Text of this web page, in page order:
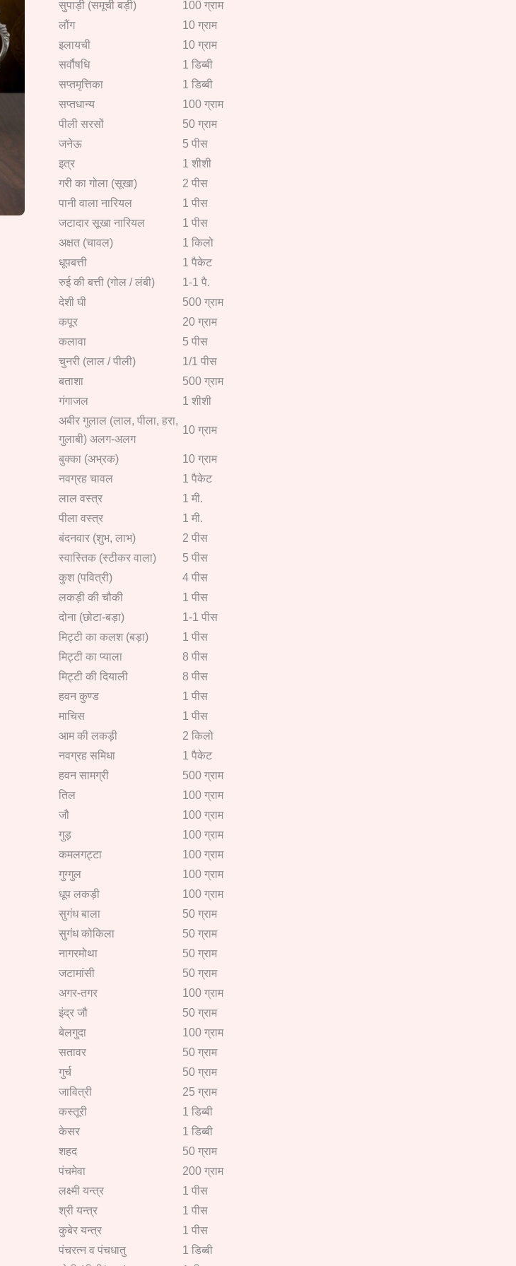
सुपाड़ी (समूची बड़ी)
100 ग्राम
लौंग
10 ग्राम
इलायची
10 ग्राम
सर्वौषधि
1 डिब्बी
सप्तमृत्तिका
1 डिब्बी
सप्तधान्य
100 ग्राम
पीली सरसों
50 ग्राम
जनेऊ
5 पीस
इत्र
1 शीशी
गरी का गोला (सूखा)
2 पीस
पानी वाला नारियल
1 पीस
जटादार सूखा नारियल
1 पीस
अक्षत (चावल)
1 किलो
धूपबत्ती
1 पैकेट
रुई की बत्ती (गोल / लंबी)
1-1 पै.
देशी घी
500 ग्राम
कपूर
20 ग्राम
कलावा
5 पीस
चुनरी (लाल / पीली)
1/1 पीस
बताशा
500 ग्राम
गंगाजल
1 शीशी
अबीर गुलाल (लाल, पीला, हरा,
गुलाबी) अलग-अलग
10 ग्राम
बुक्का (अभ्रक)
10 ग्राम
नवग्रह चावल
1 पैकेट
लाल वस्त्र
1 मी.
पीला वस्त्र
1 मी.
बंदनवार (शुभ, लाभ)
2 पीस
स्वास्तिक (स्टीकर वाला)
5 पीस
कुश (पवित्री)
4 पीस
लकड़ी की चौकी
1 पीस
दोना (छोटा-बड़ा)
1-1 पीस
मिट्टी का कलश (बड़ा)
1 पीस
मिट्टी का प्याला
8 पीस
मिट्टी की दियाली
8 पीस
हवन कुण्ड
1 पीस
माचिस
1 पीस
आम की लकड़ी
2 किलो
नवग्रह समिधा
1 पैकेट
हवन सामग्री
500 ग्राम
तिल
100 ग्राम
जौ
100 ग्राम
गुड़
100 ग्राम
कमलगट्टा
100 ग्राम
गुग्गुल
100 ग्राम
धूप लकड़ी
100 ग्राम
सुगंध बाला
50 ग्राम
सुगंध कोकिला
50 ग्राम
नागरमोथा
50 ग्राम
जटामांसी
50 ग्राम
अगर-तगर
100 ग्राम
इंद्र जौ
50 ग्राम
बेलगुदा
100 ग्राम
सतावर
50 ग्राम
गुर्च
50 ग्राम
जावित्री
25 ग्राम
कस्तूरी
1 डिब्बी
केसर
1 डिब्बी
शहद
50 ग्राम
पंचमेवा
200 ग्राम
लक्ष्मी यन्त्र
1 पीस
श्री यन्त्र
1 पीस
कुबेर यन्त्र
1 पीस
पंचरत्न व पंचधातु
1 डिब्बी